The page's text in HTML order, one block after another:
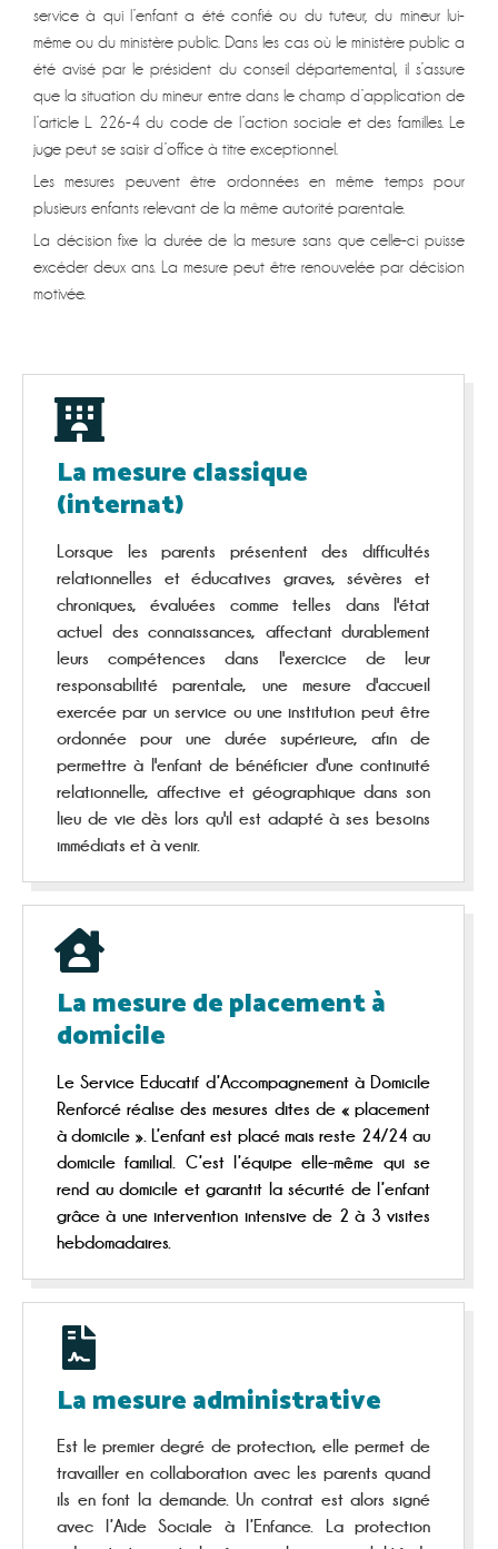
service à qui l’enfant a été confié ou du tuteur, du mineur lui-
même ou du ministère public. Dans les cas où le ministère public a
été avisé par le président du conseil départemental, il s’assure
que la situation du mineur entre dans le champ d’application de
l’article L. 226-4 du code de l’action sociale et des familles. Le
juge peut se saisir d’office à titre exceptionnel.
Les mesures peuvent être ordonnées en même temps pour
plusieurs enfants relevant de la même autorité parentale.
La décision fixe la durée de la mesure sans que celle-ci puisse
excéder deux ans. La mesure peut être renouvelée par décision
motivée.
La mesure classique
(internat)
Lorsque les parents présentent des difficultés
relationnelles et éducatives graves, sévères et
chroniques, évaluées comme telles dans l'état
actuel des connaissances, affectant durablement
leurs compétences dans l'exercice de leur
responsabilité parentale, une mesure d'accueil
exercée par un service ou une institution peut être
ordonnée pour une durée supérieure, afin de
permettre à l'enfant de bénéficier d'une continuité
relationnelle, affective et géographique dans son
lieu de vie dès lors qu'il est adapté à ses besoins
immédiats et à venir.
La mesure de placement à
domicile
Le Service Educatif d’Accompagnement à Domicile
Renforcé réalise des mesures dites de « placement
à domicile ». L’enfant est placé mais reste 24/24 au
domicile familial. C’est l’équipe elle-même qui se
rend au domicile et garantit la sécurité de l’enfant
grâce à une intervention intensive de 2 à 3 visites
hebdomadaires.
La mesure administrative
Est le premier degré de protection, elle permet de
travailler en collaboration avec les parents quand
ils en font la demande. Un contrat est alors signé
avec l’Aide Sociale à l’Enfance. La protection